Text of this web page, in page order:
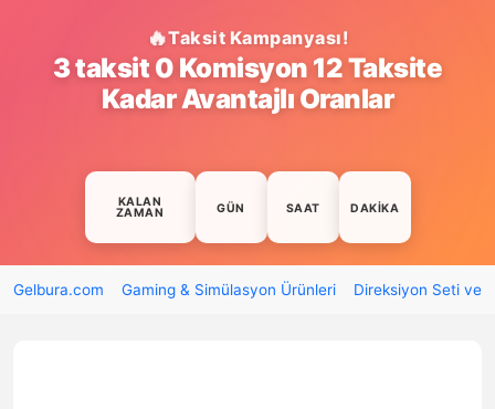
Taksit Kampanyası!
3 taksit 0 Komisyon 12 Taksite
Kadar Avantajlı Oranlar
KALAN
ZAMAN GÜN SAAT DAKIKA
Gelbura.com Gaming & Simülasyon Ürünleri Direksiyon Seti ve